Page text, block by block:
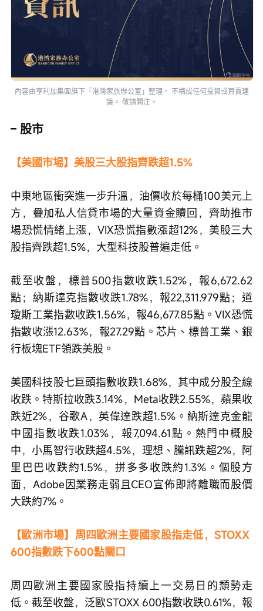
內容由亨利加集團旗下「港灣家族辦公室」整理。 不構成任何投資或買賣建
議。 敬請關注。
– 股市
【美國市場】美股三大股指齊跌超1.5%
中東地區衝突進一步升溫，油價收於每桶100美元上
方，疊加私人信貸市場的大量資金贖回，齊助推市
場恐慌情緒上漲，VIX恐慌指數漲超12%，美股三大
股指齊跌超1.5%，大型科技股普遍走低。
截至收盤，標普500指數收跌1.52%，報6,672.62
點；納斯達克指數收跌1.78%，報22,311.979點；道
瓊斯工業指數收跌1.56%，報46,677.85點。VIX恐慌
指數收漲12.63%，報27.29點。芯片、標普工業、銀
行板塊ETF領跌美股。
美國科技股七巨頭指數收跌1.68%，其中成分股全線
收跌。特斯拉收跌3.14%，Meta收跌2.55%，蘋果收
跌近2%，谷歌A，英偉達跌超1.5%。納斯達克金龍
中國指數收跌1.03%，報7,094.61點。熱門中概股
中，小馬智行收跌超4.5%，理想、騰訊跌超2%，阿
里巴巴收跌約1.5%，拼多多收跌約1.3%。個股方
面，Adobe因業務走弱且CEO宣佈即將離職而股價
大跌約7%。
【歐洲市場】周四歐洲主要國家股指走低，STOXX
600指數跌下600點關口
周四歐洲主要國家股指持續上一交易日的頹勢走
低。截至收盤，泛歐STOXX 600指數收跌0.61%，報